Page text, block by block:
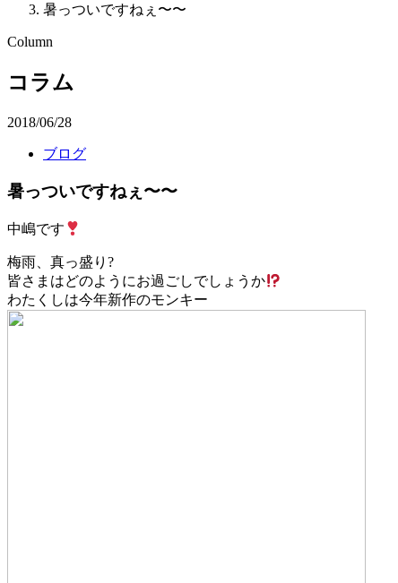
暑っついですねぇ〜〜
Column
コラム
2018/06/28
ブログ
暑っついですねぇ〜〜
中嶋です
梅雨、真っ盛り?
皆さまはどのようにお過ごしでしょうか
わたくしは今年新作のモンキー